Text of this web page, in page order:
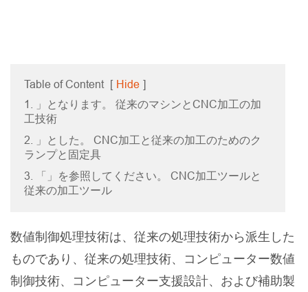
Table of Content [ Hide ]
1. 」となります。 従来のマシンとCNC加工の加
工技術
2. 」とした。 CNC加工と従来の加工のためのク
ランプと固定具
3. 「」を参照してください。 CNC加工ツールと
従来の加工ツール
数値制御処理技術は、従来の処理技術から派生した
ものであり、従来の処理技術、コンピューター数値
制御技術、コンピューター支援設計、および補助製